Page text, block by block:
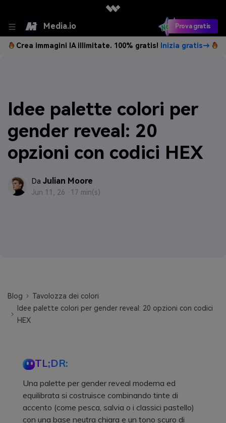
Media.io Prova gratis
Crea immagini IA illimitate. 100% gratis! Inizia gratis→
Idee palette colori per
gender reveal: 20
opzioni con codici HEX
Da Julian Moore
Jun 11, 26 · 17 min(s)
Blog
Tavolozza dei colori
Idee palette colori per gender reveal: 20 opzioni con codici
HEX
TL;DR:
Una palette per gender reveal moderna ed
equilibrata si costruisce combinando tinte di
accento (come pesca, salvia o i classici pastello)
con una base neutra chiara e un tono scuro di